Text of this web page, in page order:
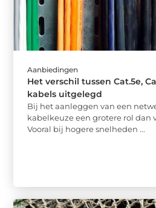
Aanbiedingen
Het verschil tussen Cat.5e,
kabels uitgelegd
Bij het aanleggen van een
kabelkeuze een grotere rol dan
Vooral bij hogere snelheden ...